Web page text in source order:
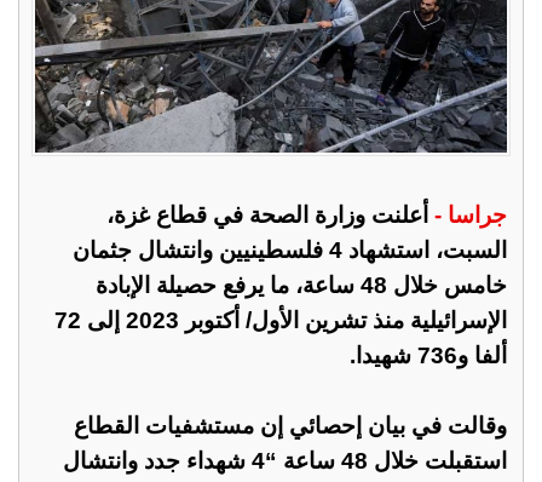
جراسا - أعلنت وزارة الصحة في قطاع غزة،
السبت، استشهاد 4 فلسطينيين وانتشال جثمان
خامس خلال 48 ساعة، ما يرفع حصيلة الإبادة
الإسرائيلية منذ تشرين الأول/ أكتوبر 2023 إلى 72
ألفا و736 شهيدا.
وقالت في بيان إحصائي إن مستشفيات القطاع
استقبلت خلال 48 ساعة “4 شهداء جدد وانتشال